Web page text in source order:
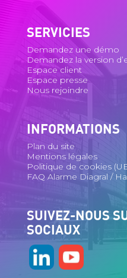
SERVICIES
Demandez une démo
Demandez la version
Espace client
Espace presse
Nous rejoindre
INFORMATIONS
Plan du site
Mentions légales
Politique de cookies
FAQ Alarme Diagral /
SUIVEZ-NOUS
SOCIAUX